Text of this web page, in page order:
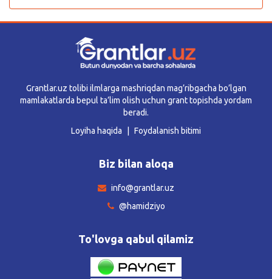
Grantlar.uz tolibi ilmlarga mashriqdan mag’ribgacha bo’lgan
mamlakatlarda bepul ta’lim olish uchun grant topishda yordam
beradi.
Loyiha haqida
Foydalanish bitimi
Biz bilan aloqa
info@grantlar.uz
@hamidziyo
To'lovga qabul qilamiz